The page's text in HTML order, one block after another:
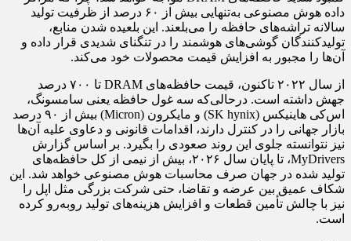
داده هوش مصنوعی به‌تنهایی بیش از ۶۰ درصد از ظرفیت تولید
سالانه تراشه‌های حافظه را می‌بلعند. این بلعیده شدن منابع،
تولیدکنندگان گوشی‌های هوشمند را در تنگنای شدیدی قرار داده و
آن‌ها را مجبور به افزایش قیمت محصولات خود می‌کند.
از سال ۲۰۲۲ تاکنون، قیمت حافظه‌های DRAM تا ۷۰۰ درصد
جهش داشته است. درحالی‌که سه غول حافظه یعنی سامسونگ،
اس‌کی هاینیکس (SK hynix) و مایکرون (Micron) بیش از ۹۰ درصد
بازار جهانی را در کنترل دارند، اقدامات قانونی و دعاوی علیه آن‌ها
نیز نتوانسته جلوی این روند صعودی را بگیرد. بر اساس گزارش
MyDrivers، تا پایان سال ۲۰۲۶، بیش از نیمی از کل حافظه‌های
تولید شده در جهان صرف محاسبات هوش مصنوعی خواهد شد. این
شکاف عمیق بین عرضه و تقاضا، حتی شرکت بزرگی مثل اپل را
نیز با چالش تأمین قطعات و افزایش هزینه‌های تولید روبه‌رو کرده
است.